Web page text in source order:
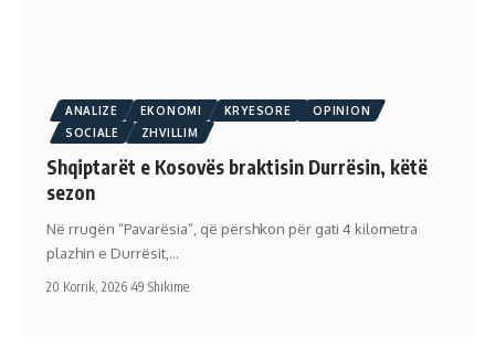
ANALIZE EKONOMI KRYESORE
OPINION
SOCIALE
ZHVILLIM
Shqiptarët e Kosovës braktisin Durrësin, këtë
sezon
Në rrugën “Pavarësia”, që përshkon për gati 4 kilometra
plazhin e Durrësit,…
20 Korrik, 2026 49 Shikime